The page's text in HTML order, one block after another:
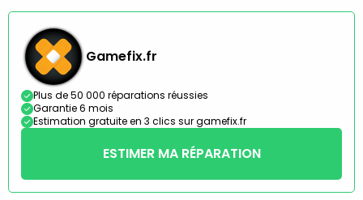
Gamefix.fr
Plus de 50 000 réparations réussies
Garantie 6 mois
Estimation gratuite en 3 clics sur gamefix.fr
ESTIMER MA RÉPARATION